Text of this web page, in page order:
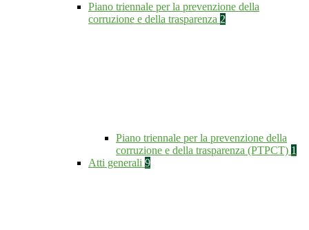
Piano triennale per la prevenzione della
corruzione e della trasparenza 2
Piano triennale per la prevenzione della
corruzione e della trasparenza (PTPCT) 1
Atti generali 9